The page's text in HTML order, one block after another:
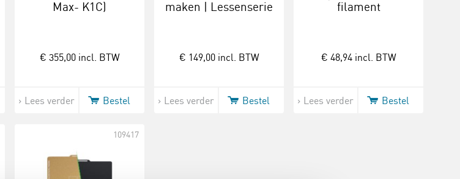
Max- K1C)
€ 355,00 incl. BTW
Lees verder Bestel
maken | Lessenserie
€ 149,00 incl. BTW
Lees verder Bestel
filament
€ 48,94 incl. BTW
Lees verder Bestel
109417